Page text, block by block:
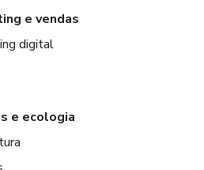
e vendas
digital
e ecologia